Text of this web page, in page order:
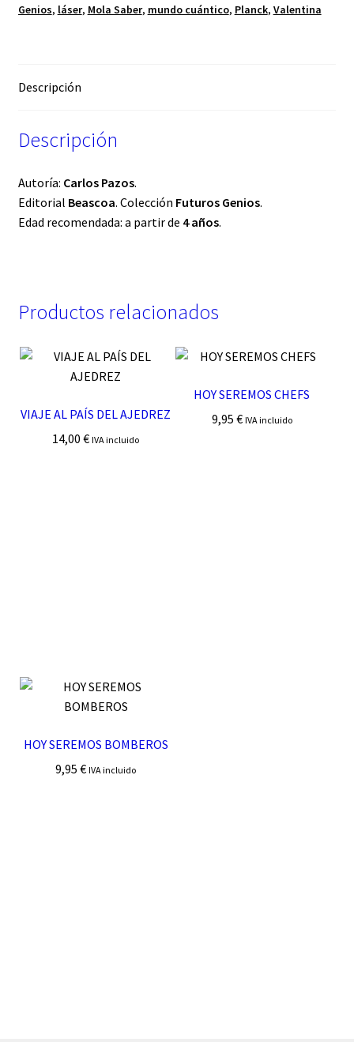
Genios, láser, Mola Saber, mundo cuántico, Planck, Valentina
Descripción
Descripción
Autoría: Carlos Pazos.
Editorial Beascoa. Colección Futuros Genios.
Edad recomendada: a partir de 4 años.
Productos relacionados
VIAJE AL PAÍS DEL AJEDREZ
14,00€ IVA incluido
HOY SEREMOS CHEFS
9,95 € IVA incluido
HOY SEREMOS BOMBEROS
9,95€ IVA incluido